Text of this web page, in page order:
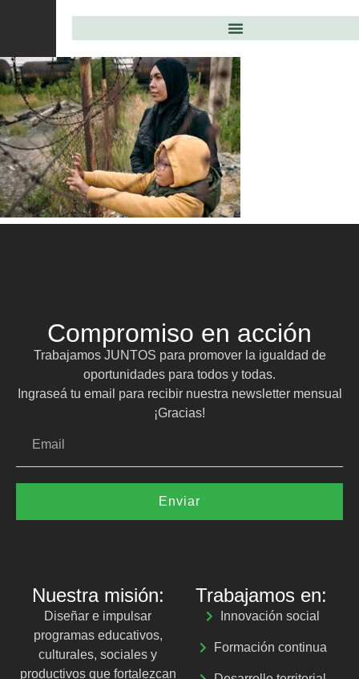
Compromiso en acción
Trabajamos JUNTOS para promover la igualdad de
oportunidades para todos y todas.
Ingraseá tu email para recibir nuestra newsletter mensual
¡Gracias!
Enviar
Nuestra misión:
Diseñar e impulsar
programas educativos,
culturales, sociales y
productivos que fortalezcan
Trabajamos en:
Innovación social
Formación continua